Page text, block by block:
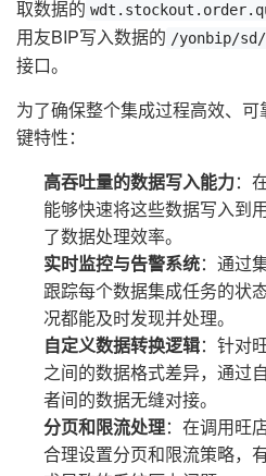
取数据的
用友BIP写入数据的 /yonbip/sd/
接口。
为了确保整个集成过程高效、
键特性：
高吞吐量的数据写入能力：
能够快速将这些数据写入到
了数据处理效率。
实时监控与告警系统：通过
跟踪每个数据集成任务的状
况都能及时发现并处理。
自定义数据转换逻辑：针对
之间的数据格式差异，通过
者间的数据无缝对接。
分页和限流处理：在调用旺
合理设置分页和限流策略，